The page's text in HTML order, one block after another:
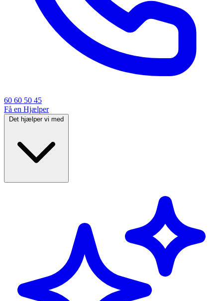
60 60 50 45
Få en Hjælper
Det hjælper vi med